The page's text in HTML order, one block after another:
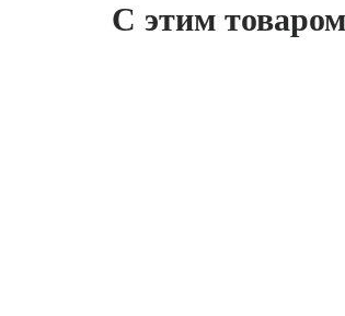
С этим